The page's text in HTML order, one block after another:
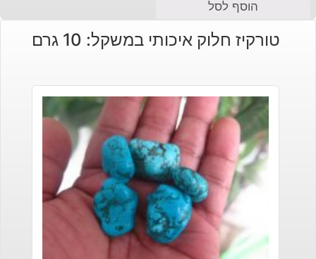
הוסף לסל
טורקיז חלוק איכותי במשקל: 10 גרם